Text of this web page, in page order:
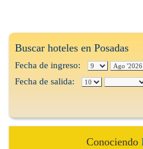
Buscar hoteles en Posadas
Fecha de ingreso:
Fecha de salida:
Conociendo